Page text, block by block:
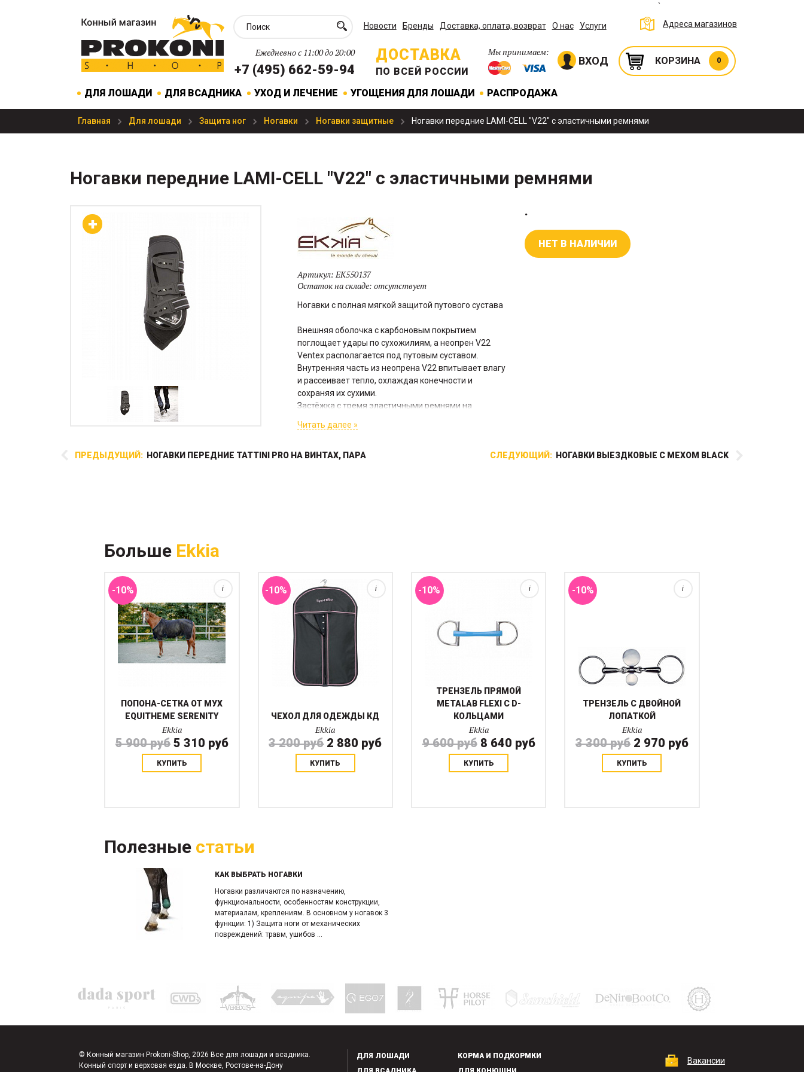
Новости Бренды Доставка, оплата, возврат О нас Услуги
`
Адреса магазинов
Ежедневно с 11:00 до 20:00
+7 (495) 662-59-94
ДОСТАВКА
ПО ВСЕЙ РОССИИ
Мы принимаем:
ВХОД КОРЗИНА 0
ДЛЯ ЛОШАДИ ДЛЯ ВСАДНИКА УХОД И ЛЕЧЕНИЕ УГОЩЕНИЯ ДЛЯ ЛОШАДИ РАСПРОДАЖА
Главная Для лошади Защита ног Ногавки Ногавки защитные Ногавки передние LAMI-CELL "V22" с эластичными ремнями
Ногавки передние LAMI-CELL "V22" с эластичными ремнями
Артикул: EK550137
Остаток на складе: отсутствует
Ногавки с полная мягкой защитой путового сустава
Внешняя оболочка с карбоновым покрытием
поглощает удары по сухожилиям, а неопрен V22
Ventex располагается под путовым суставом.
Внутренняя часть из неопрена V22 впитывает влагу
и рассеивает тепло, охлаждая конечности и
сохраняя их сухими.
Застёжка с тремя эластичными ремнями на
положения.
Читать далее »
.
НЕТ В НАЛИЧИИ
ПРЕДЫДУЩИЙ: НОГАВКИ ПЕРЕДНИЕ TATTINI PRO НА ВИНТАХ, ПАРА СЛЕДУЮЩИЙ: НОГАВКИ ВЫЕЗДКОВЫЕ С МЕХОМ BLACK
Больше Ekkia
-10%
так и на выгул.. Надежная
фиксация благодаря
ПОПОНА-СЕТКА ОТ МУХ
EQUITHEME SERENITY
Ekkia
5 900 руб 5 310 руб
КУПИТЬ
i -10%
ЧЕХОЛ ДЛЯ ОДЕЖДЫ КД
Ekkia
3 200 руб 2 880 руб
КУПИТЬ
i -10%
ТРЕНЗЕЛЬ ПРЯМОЙ
METALAB FLEXI С D-
КОЛЬЦАМИ
Ekkia
9 600 руб 8 640 руб
КУПИТЬ
i -10%
ТРЕНЗЕЛЬ С ДВОЙНОЙ
ЛОПАТКОЙ
Ekkia
3 300 руб 2 970 руб
КУПИТЬ
i
Полезные статьи
КАК ВЫБРАТЬ НОГАВКИ
Ногавки различаются по назначению,
функциональности, особенно­стям конструкции,
материалам, креплениям. В основном у ногавок 3
функции: 1) Защита ноги от механических
повреждений: травм, ушибов ...
© Конный магазин Prokoni-Shop, 2026 Все для лошади и всадника.
Конный спорт и верховая езда. В Москве, Ростове-на-Дону
ДЛЯ ЛОШАДИ
КОРМА И ПОДКОРМКИ
Вакансии